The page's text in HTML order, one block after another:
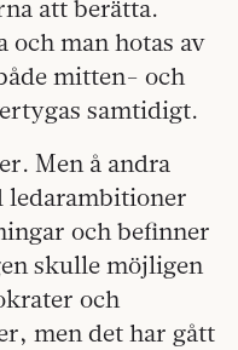
att berätta.
och man hotas av
mitten- och
samtidigt.
Men å andra
ledarambitioner
och befinner
skulle möjligen
och
men det har gått